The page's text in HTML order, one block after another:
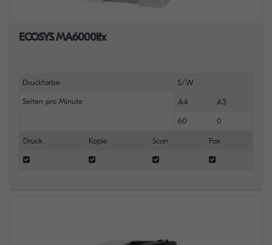
ECOSYS MA6000ifx
Druckfarbe S/W
Seiten pro Minute A4 A3
60 0
Druck Kopie Scan Fax